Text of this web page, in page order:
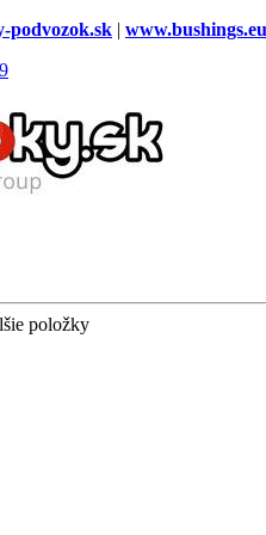
podvozok.sk | www.bushings.eu
položky